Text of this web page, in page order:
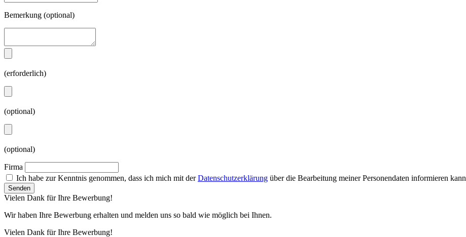
Bemerkung (optional)
(erforderlich)
(optional)
(optional)
Firma
Ich habe zur Kenntnis genommen, dass ich mich mit derDatenschutzerklärung über die Bearbeitung meiner Personendaten informieren kann
Vielen Dank für Ihre Bewerbung!
Wir haben Ihre Bewerbung erhalten und melden uns so bald wie möglich bei Ihnen.
Vielen Dank für Ihre Bewerbung!